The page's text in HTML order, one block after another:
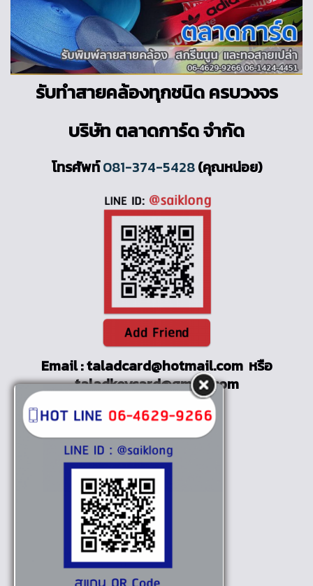
รับทำสายคล้องทุกชนิด ครบวงจร
บริษัท ตลาดการ์ด จำกัด
โทรศัพท์081-374-5428(คุณหน่อย)
Email : taladcard@hotmail.com หรือ
taladkeycard@gmail.com